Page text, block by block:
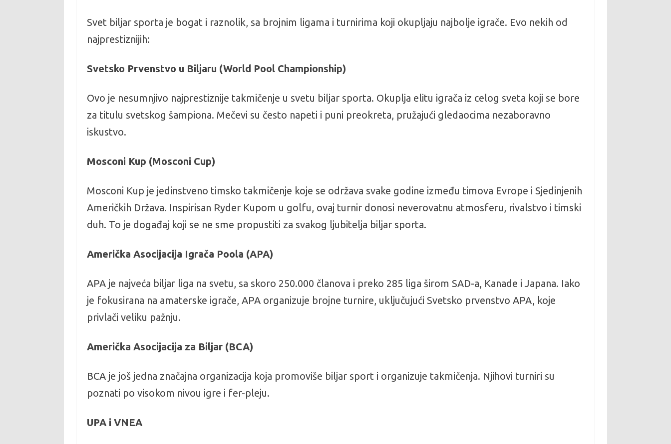
Svet biljar sporta je bogat i raznolik, sa brojnim ligama i turnirima koji okupljaju najbolje igrače. Evo nekih od
najprestiznijih:
Svetsko Prvenstvo u Biljaru (World Pool Championship)
Ovo je nesumnjivo najprestiznije takmičenje u svetu biljar sporta. Okuplja elitu igrača iz celog sveta koji se bore
za titulu svetskog šampiona. Mečevi su često napeti i puni preokreta, pružajući gledaocima nezaboravno
iskustvo.
Mosconi Kup (Mosconi Cup)
Mosconi Kup je jedinstveno timsko takmičenje koje se održava svake godine između timova Evrope i Sjedinjenih
Američkih Država. Inspirisan Ryder Kupom u golfu, ovaj turnir donosi neverovatnu atmosferu, rivalstvo i timski
duh. To je događaj koji se ne sme propustiti za svakog ljubitelja biljar sporta.
Američka Asocijacija Igrača Poola (APA)
APA je najveća biljar liga na svetu, sa skoro 250.000 članova i preko 285 liga širom SAD-a, Kanade i Japana. Iako
je fokusirana na amaterske igrače, APA organizuje brojne turnire, uključujući Svetsko prvenstvo APA, koje
privlači veliku pažnju.
Američka Asocijacija za Biljar (BCA)
BCA je još jedna značajna organizacija koja promoviše biljar sport i organizuje takmičenja. Njihovi turniri su
poznati po visokom nivou igre i fer-pleju.
UPA i VNEA